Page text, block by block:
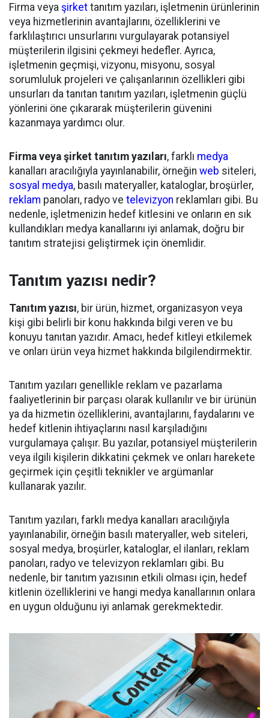
Firma veya şirket tanıtım yazıları, işletmenin ürünlerinin
veya hizmetlerinin avantajlarını, özelliklerini ve
farklılaştırıcı unsurlarını vurgulayarak potansiyel
müşterilerin ilgisini çekmeyi hedefler. Ayrıca,
işletmenin geçmişi, vizyonu, misyonu, sosyal
sorumluluk projeleri ve çalışanlarının özellikleri gibi
unsurları da tanıtan tanıtım yazıları, işletmenin güçlü
yönlerini öne çıkararak müşterilerin güvenini
kazanmaya yardımcı olur.
Firma veya şirket tanıtım yazıları, farklı medya
kanalları aracılığıyla yayınlanabilir, örneğin web siteleri,
sosyal medya, basılı materyaller, kataloglar, broşürler,
reklam panoları, radyo ve televizyon reklamları gibi. Bu
nedenle, işletmenizin hedef kitlesini ve onların en sık
kullandıkları medya kanallarını iyi anlamak, doğru bir
tanıtım stratejisi geliştirmek için önemlidir.
Tanıtım yazısı nedir?
Tanıtım yazısı, bir ürün, hizmet, organizasyon veya
kişi gibi belirli bir konu hakkında bilgi veren ve bu
konuyu tanıtan yazıdır. Amacı, hedef kitleyi etkilemek
ve onları ürün veya hizmet hakkında bilgilendirmektir.
Tanıtım yazıları genellikle reklam ve pazarlama
faaliyetlerinin bir parçası olarak kullanılır ve bir ürünün
ya da hizmetin özelliklerini, avantajlarını, faydalarını ve
hedef kitlenin ihtiyaçlarını nasıl karşıladığını
vurgulamaya çalışır. Bu yazılar, potansiyel müşterilerin
veya ilgili kişilerin dikkatini çekmek ve onları harekete
geçirmek için çeşitli teknikler ve argümanlar
kullanarak yazılır.
Tanıtım yazıları, farklı medya kanalları aracılığıyla
yayınlanabilir, örneğin basılı materyaller, web siteleri,
sosyal medya, broşürler, kataloglar, el ilanları, reklam
panoları, radyo ve televizyon reklamları gibi. Bu
nedenle, bir tanıtım yazısının etkili olması için, hedef
kitlenin özelliklerini ve hangi medya kanallarının onlara
en uygun olduğunu iyi anlamak gerekmektedir.